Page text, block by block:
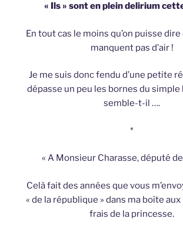
« Ils » sont en plein delirium
En tout cas le moins qu’on puisse dire
manquent pas d’air !
Je me suis donc fendu d’une petite
dépasse un peu les bornes du simple
semble-t-il ….
*
« A Monsieur Charasse, député
Celà fait des années que vous
« de la république » dans ma boîte
frais de la princesse.